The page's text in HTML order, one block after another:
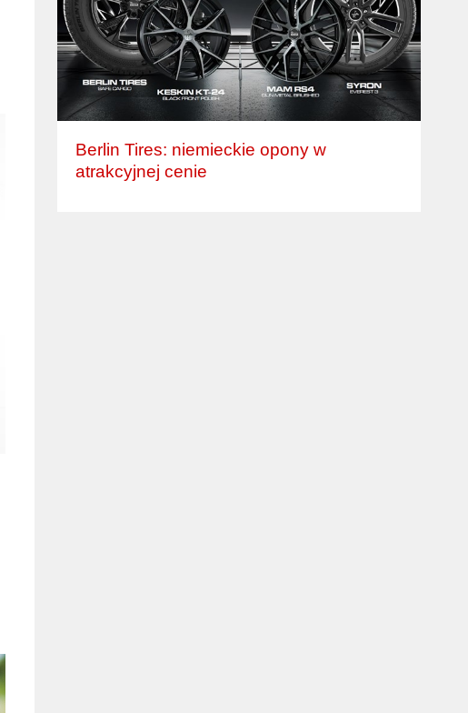
Berlin Tires: niemieckie opony w
atrakcyjnej cenie